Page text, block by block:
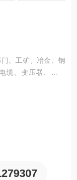
、工矿、冶金、钢
缆、变压器、断路
或直流泄露电流试